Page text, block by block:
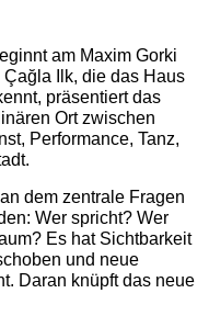
am Maxim Gorki
Ilk, die das Haus
präsentiert das
Ort zwischen
Performance, Tanz,
dem zentrale Fragen
Wer spricht? Wer
Es hat Sichtbarkeit
und neue
Daran knüpft das neue